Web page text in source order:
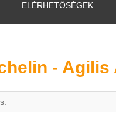
ELÉRHETŐSÉGEK
- Agilis